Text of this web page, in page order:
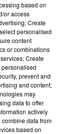
que d'un
les
la 52ème
Montpellier
jusqu'à la fin
32. A noter la
Ilic qui a
based on
or access
Create
personalised
content
or combinations
Create
prevent and
and content;
may
data to offer
actively
data from
based on